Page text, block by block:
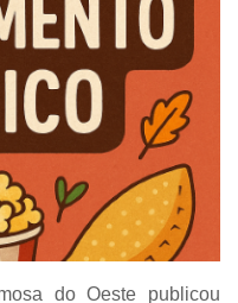
do Oeste publicou